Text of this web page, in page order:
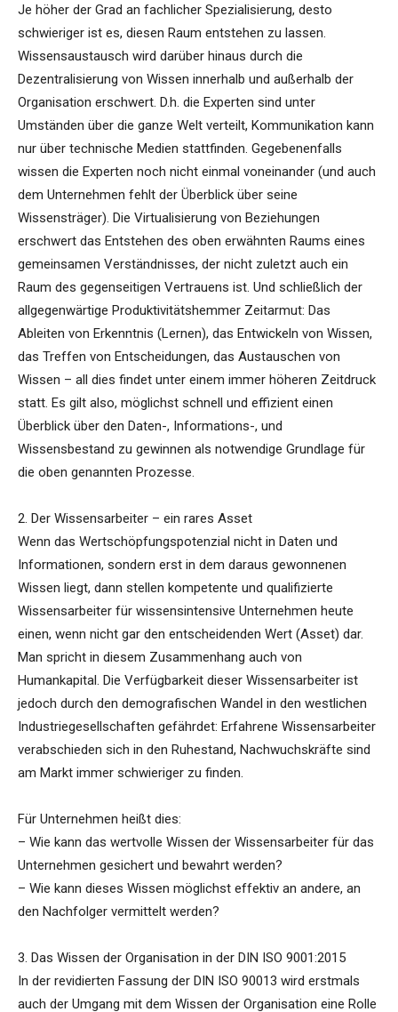
Je höher der Grad an fachlicher Spezialisierung, desto
schwieriger ist es, diesen Raum entstehen zu lassen.
Wissensaustausch wird darüber hinaus durch die
Dezentralisierung von Wissen innerhalb und außerhalb der
Organisation erschwert. D.h. die Experten sind unter
Umständen über die ganze Welt verteilt, Kommunikation kann
nur über technische Medien stattfinden. Gegebenenfalls
wissen die Experten noch nicht einmal voneinander (und auch
dem Unternehmen fehlt der Überblick über seine
Wissensträger). Die Virtualisierung von Beziehungen
erschwert das Entstehen des oben erwähnten Raums eines
gemeinsamen Verständnisses, der nicht zuletzt auch ein
Raum des gegenseitigen Vertrauens ist. Und schließlich der
allgegenwärtige Produktivitätshemmer Zeitarmut: Das
Ableiten von Erkenntnis (Lernen), das Entwickeln von Wissen,
das Treffen von Entscheidungen, das Austauschen von
Wissen – all dies findet unter einem immer höheren Zeitdruck
statt. Es gilt also, möglichst schnell und effizient einen
Überblick über den Daten-, Informations-, und
Wissensbestand zu gewinnen als notwendige Grundlage für
die oben genannten Prozesse.
2. Der Wissensarbeiter – ein rares Asset
Wenn das Wertschöpfungspotenzial nicht in Daten und
Informationen, sondern erst in dem daraus gewonnenen
Wissen liegt, dann stellen kompetente und qualifizierte
Wissensarbeiter für wissensintensive Unternehmen heute
einen, wenn nicht gar den entscheidenden Wert (Asset) dar.
Man spricht in diesem Zusammenhang auch von
Humankapital. Die Verfügbarkeit dieser Wissensarbeiter ist
jedoch durch den demografischen Wandel in den westlichen
Industriegesellschaften gefährdet: Erfahrene Wissensarbeiter
verabschieden sich in den Ruhestand, Nachwuchskräfte sind
am Markt immer schwieriger zu finden.
Für Unternehmen heißt dies:
– Wie kann das wertvolle Wissen der Wissensarbeiter für das
Unternehmen gesichert und bewahrt werden?
– Wie kann dieses Wissen möglichst effektiv an andere, an
den Nachfolger vermittelt werden?
3. Das Wissen der Organisation in der DIN ISO 9001:2015
In der revidierten Fassung der DIN ISO 90013 wird erstmals
auch der Umgang mit dem Wissen der Organisation eine Rolle